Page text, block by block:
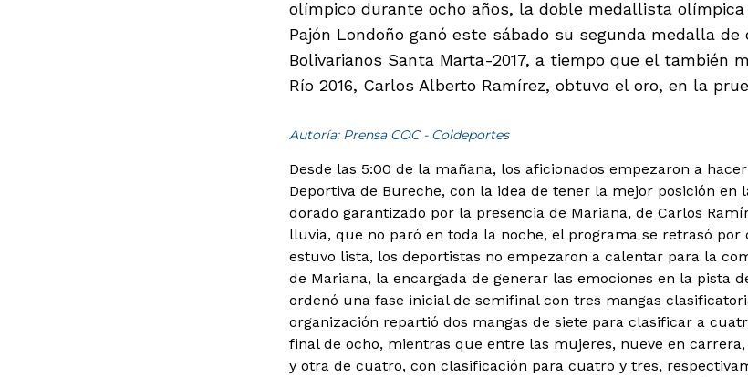
olímpico durante ocho años, la doble medallista
Pajón Londoño ganó este sábado su segunda medalla de
Bolivarianos Santa Marta-2017, a tiempo que el también
Río 2016, Carlos Alberto Ramírez, obtuvo el oro, en la
Autoría: Prensa COC - Coldeportes
Desde las 5:00 de la mañana, los aficionados empezaron a
Deportiva de Bureche, con la idea de tener la mejor posición
dorado garantizado por la presencia de Mariana, de Carlos
lluvia, que no paró en toda la noche, el programa se retrasó por
estuvo lista, los deportistas no empezaron a calentar para la
de Mariana, la encargada de generar las emociones en la pista
ordenó una fase inicial de semifinal con tres mangas
organización repartió dos mangas de siete para clasificar a
final de ocho, mientras que entre las mujeres, nueve en
y otra de cuatro, con clasificación para cuatro y tres,